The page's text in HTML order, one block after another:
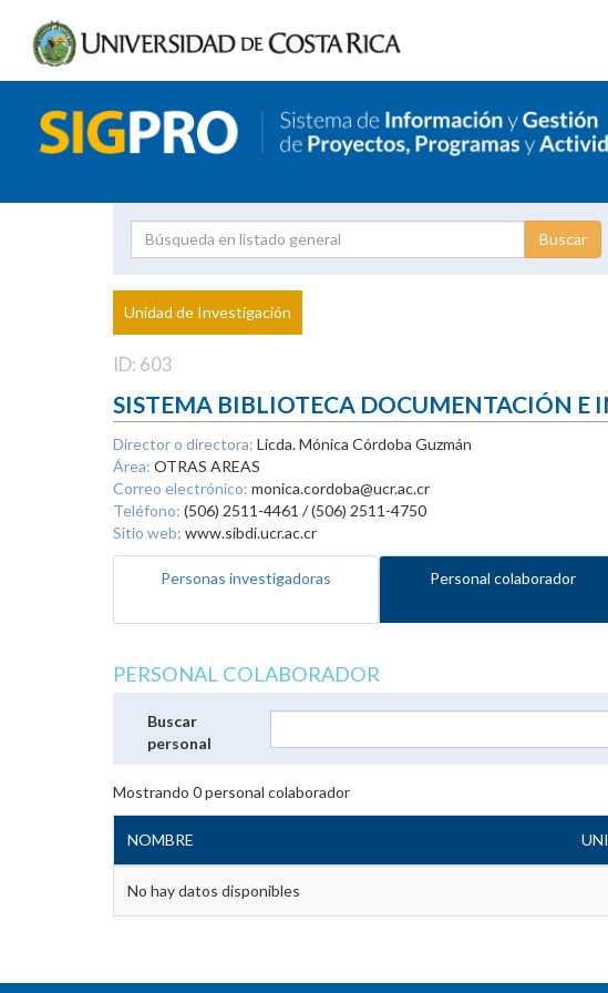
Proyecto
Investigador
Unidad de Investigación
ID: 603
SISTEMA BIBLIOTECA DOCUMENTACIÓN E
Director o directora: Licda. Mónica Córdoba Guzmán
Área: OTRAS AREAS
Correo electrónico: monica.cordoba@ucr.ac.cr
Teléfono: (506) 2511-4461 / (506) 2511-4750
Sitio web: www.sibdi.ucr.ac.cr
Personas investigadoras Personal colaborador
PERSONAL COLABORADOR
Buscar
personal
Mostrando 0personal colaborador
NOMBRE
No hay datos disponibles